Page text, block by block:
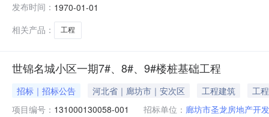
开工日期2013-08-10计划竣工日期2013-09-20资金来源
发布时间： 1970-01-01
相关产品：
工程
世锦名城小区一期7#、8#、9#楼桩基础工程
招标｜招标公告 河北省｜廊坊市｜安次区 工程建筑
工程
项目编号： 131000130058-001 招标单位： 廊坊市圣龙房地产开